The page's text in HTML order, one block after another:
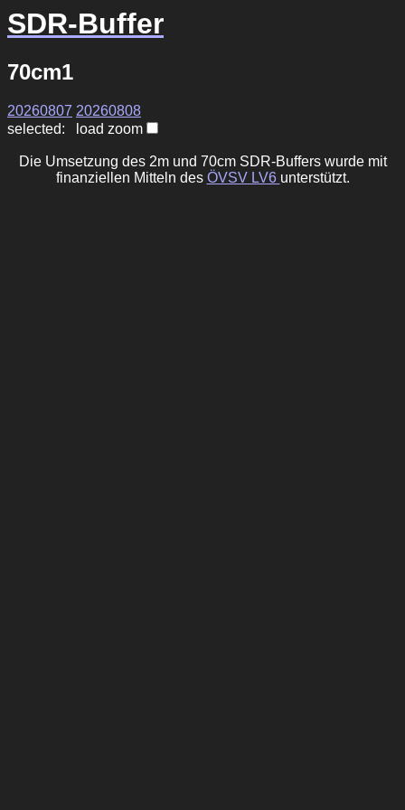
SDR-Buffer
70cm1
20260807 20260808
selected: load zoom
Die Umsetzung des 2m und 70cm SDR-Buffers wurde mit
finanziellen Mitteln des ÖVSV LV6 unterstützt.